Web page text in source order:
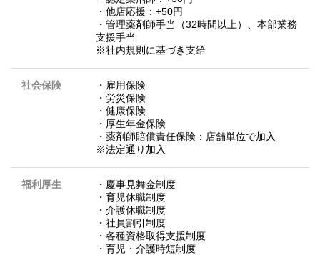
・他店応援：+50円
・管理薬剤師手当（32時間以上）、本部業務
支援手当
※社内規則に基づき支給
社会保険
・雇用保険
・労災保険
・健康保険
・厚生年金保険
・薬剤師賠償責任保険：店舗単位で加入
※法定通り加入
福利厚生
・慶事見舞金制度
・育児休職制度
・介護休職制度
・社員割引制度
・各種資格取得支援制度
・育児・介護時短制度